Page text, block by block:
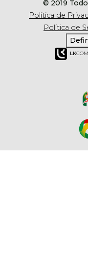
© 2019
Política de
Política de
LK